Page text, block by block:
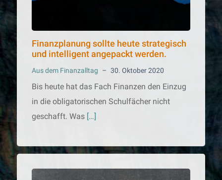
Finanzplanung sollte heute strategisch
und intelligent angepackt werden.
Aus dem Finanzalltag – 30. Oktober 2020
Bis heute hat das Fach Finanzen den Einzug
in die obligatorischen Schulfächer nicht
geschafft. Was […]